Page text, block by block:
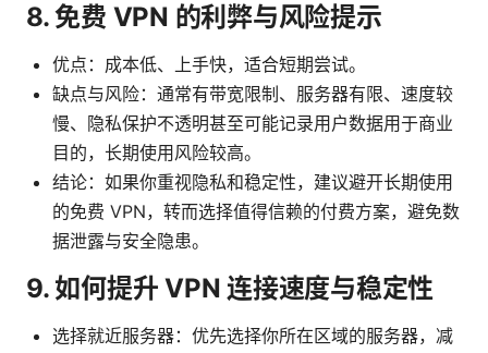
8. 免费 VPN 的利弊与风险提示
优点：成本低、上手快，适合短期尝试。
缺点与风险：通常有带宽限制、服务器有限、速度较
慢、隐私保护不透明甚至可能记录用户数据用于商业
目的，长期使用风险较高。
结论：如果你重视隐私和稳定性，建议避开长期使用
的免费 VPN，转而选择值得信赖的付费方案，避免数
据泄露与安全隐患。
9. 如何提升 VPN 连接速度与稳定性
选择就近服务器：优先选择你所在区域的服务器，减